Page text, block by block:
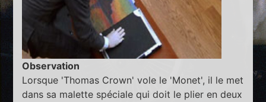
Observation
Lorsque 'Thomas Crown' vole le 'Monet', il le met
dans sa malette spéciale qui doit le plier en deux